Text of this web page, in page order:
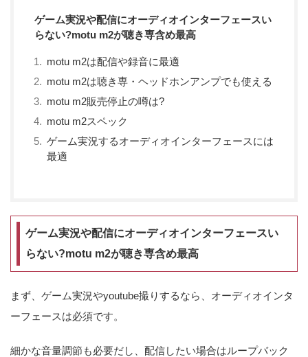
ゲーム実況や配信にオーディオインターフェースい
らない?motu m2が聴き専含め最高
motu m2は配信や録音に最適
motu m2は聴き専・ヘッドホンアンプでも使える
motu m2販売停止の噂は?
motu m2スペック
ゲーム実況するオーディオインターフェースには
最適
ゲーム実況や配信にオーディオインターフェースい
らない?motu m2が聴き専含め最高
まず、ゲーム実況やyoutube撮りするなら、オーディオインタ
ーフェースは必須です。
細かな音量調節も必要だし、配信したい場合はループバック